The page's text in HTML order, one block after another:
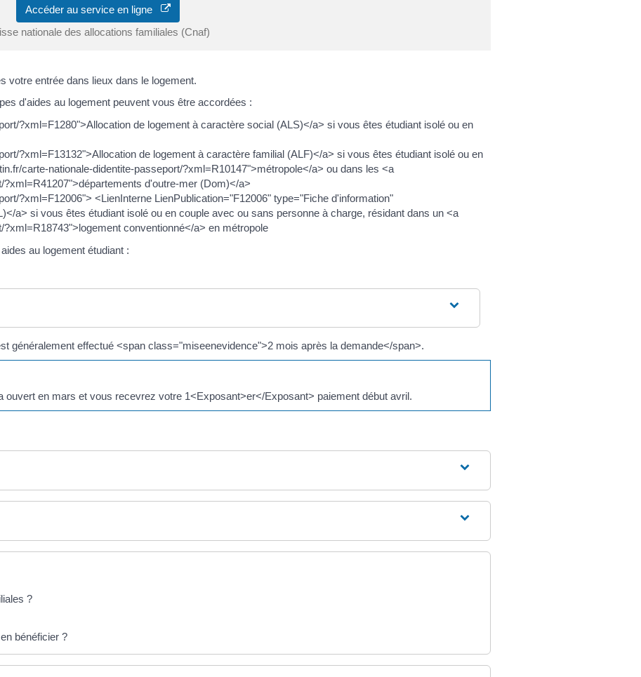
Accéder au service en ligne
nationale des allocations familiales (Cnaf)
votre entrée dans lieux dans le logement.
d'aides au logement peuvent vous être accordées :
?xml=F1280">Allocation de logement à caractère social (ALS)</a> si vous êtes étudiant isolé ou en
?xml=F13132">Allocation de logement à caractère familial (ALF)</a> si vous êtes étudiant isolé ou en
carte-nationale-didentite-passeport/?xml=R10147">métropole</a> ou dans les <a
d'outre-mer (Dom)</a>
?xml=F12006"> <LienInterne LienPublication="F12006" type="Fiche d'information"
a> si vous êtes étudiant isolé ou en couple avec ou sans personne à charge, résidant dans un <a
conventionné</a> en métropole
au logement étudiant :
généralement effectué <span class="miseenevidence">2 mois après la demande</span>.
en mars et vous recevrez votre 1<Exposant>er</Exposant> paiement début avril.
?
bénéficier ?